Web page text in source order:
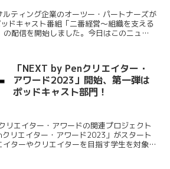
ティング企業のオーツー・パートナーズが
ドキャスト番組「二番経営～組織を支える
の配信を開始しました。今日はこのニュー
「NEXT by Penクリエイター・
アワード2023」開始、第一弾は
ポッドキャスト部門！
リエイター・アワードの関連プロジェクト
クリエイター・アワード2023」がスタート
イターやクリエイターを目指す学生を対象